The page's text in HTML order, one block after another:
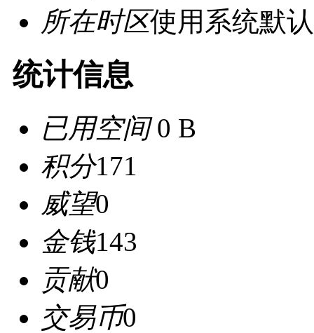
所在时区使用系统默认
统计信息
已用空间0 B
积分171
威望0
金钱143
贡献0
交易币0